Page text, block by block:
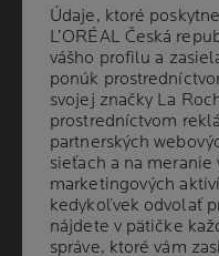
Chráni pred UV
prostredia,
pleti.
Minimalizuje
Poskytuje
komfortom
Údaje, ktoré
L’ORÉAL Česká
vášho profilu a
ponúk
svojej značky La
prostredníctvom
partnerských
sieťach a na
marketingových
kedykoľvek odvolať
nájdete v pätičke
správe, ktoré vám
Údaje, ktoré
L’ORÉAL Česká
vášho profilu a
ponúk
svojej značky La
prostredníctvom
partnerských
sieťach a na
marketingových
kedykoľvek odvolať
nájdete v pätičke
správe, ktoré vám